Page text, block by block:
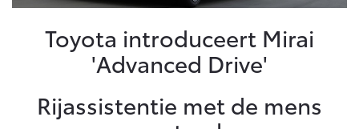
Vacatures
Klantbeoordelingen
Vanaf € 23.750,- Vanaf € 27.195,-
Diensten
Toyota introduceert Mirai
'Advanced Drive'
Rijassistentie met de mens